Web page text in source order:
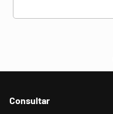
Consultar